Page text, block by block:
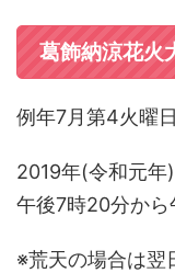
葛飾納涼花火
例年7月第4火曜
2019年(令和元年
午後7時20分から
※荒天の場合は翌